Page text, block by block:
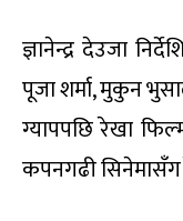
ज्ञानेन्द्र देउजा
पूजा शर्मा, मुकुन
ग्यापपछि रेखा
कपनगढी